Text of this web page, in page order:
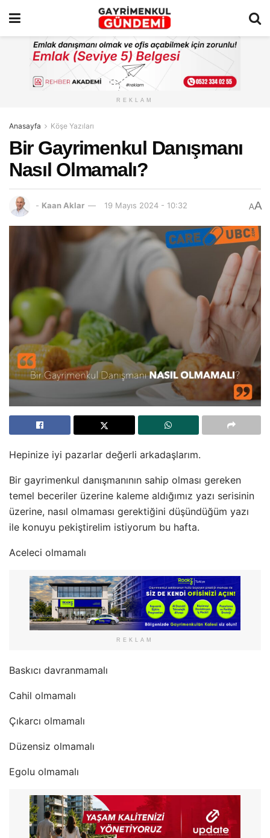
REKLAM
Anasayfa Köşe Yazıları
Bir Gayrimenkul Danışmanı
Nasıl Olmamalı?
- Kaan Aklar 19 Mayıs 2024 - 10:32 AA
Hepinize iyi pazarlar değerli arkadaşlarım.
Bir gayrimenkul danışmanının sahip olması gereken
temel beceriler üzerine kaleme aldığımız yazı serisinin
üzerine, nasıl olmaması gerektiğini düşündüğüm yazı
ile konuyu pekiştirelim istiyorum bu hafta.
Aceleci olmamalı
REKLAM
Baskıcı davranmamalı
Cahil olmamalı
Çıkarcı olmamalı
Düzensiz olmamalı
Egolu olmamalı